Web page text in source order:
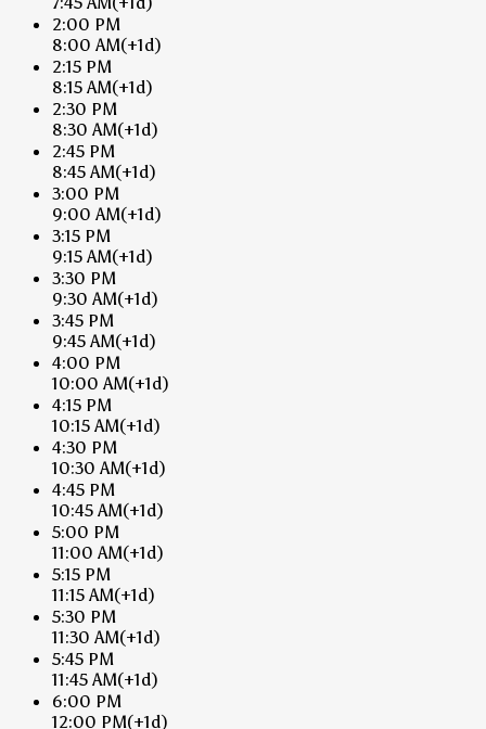
2:00 PM
8:00 AM(+1d)
2:15 PM
8:15 AM(+1d)
2:30 PM
8:30 AM(+1d)
2:45 PM
8:45 AM(+1d)
3:00 PM
9:00 AM(+1d)
3:15 PM
9:15 AM(+1d)
3:30 PM
9:30 AM(+1d)
3:45 PM
9:45 AM(+1d)
4:00 PM
10:00 AM(+1d)
4:15 PM
10:15 AM(+1d)
4:30 PM
10:30 AM(+1d)
4:45 PM
10:45 AM(+1d)
5:00 PM
11:00 AM(+1d)
5:15 PM
11:15 AM(+1d)
5:30 PM
11:30 AM(+1d)
5:45 PM
11:45 AM(+1d)
6:00 PM
12:00 PM(+1d)